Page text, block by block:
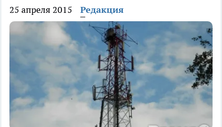
25 апреля 2015 Редакция